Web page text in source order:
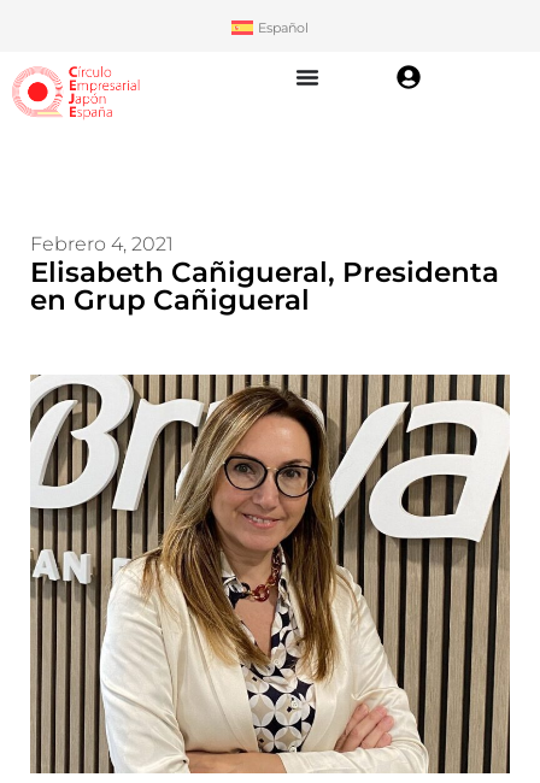
Español
Febrero 4, 2021
Elisabeth Cañigueral, Presidenta
en Grup Cañigueral